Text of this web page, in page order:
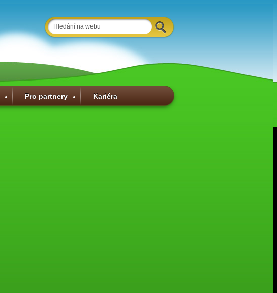
Pro partnery Kariéra